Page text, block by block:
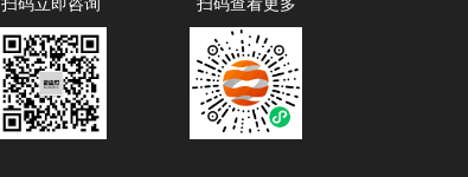
扫码立即咨询 扫码查看更多